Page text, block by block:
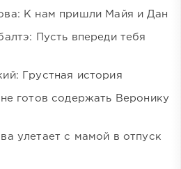
К нам пришли Майя и Дан
Пусть впереди тебя
Грустная история
готов содержать Веронику
улетает с мамой в отпуск